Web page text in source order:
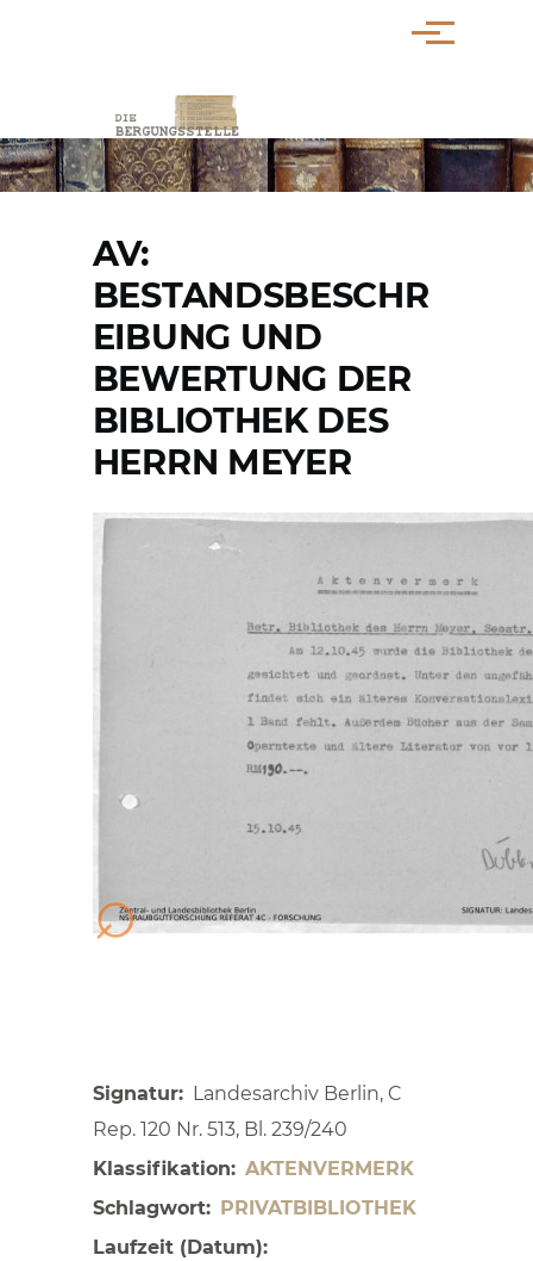
Menü
PFADNAVIGATION
AV:
BESTANDSBESCHR
EIBUNG UND
BEWERTUNG DER
BIBLIOTHEK DES
HERRN MEYER
Signatur
Landesarchiv Berlin, C
Rep. 120 Nr. 513, Bl. 239/240
Klassifikation
AKTENVERMERK
Schlagwort
PRIVATBIBLIOTHEK
Laufzeit (Datum)